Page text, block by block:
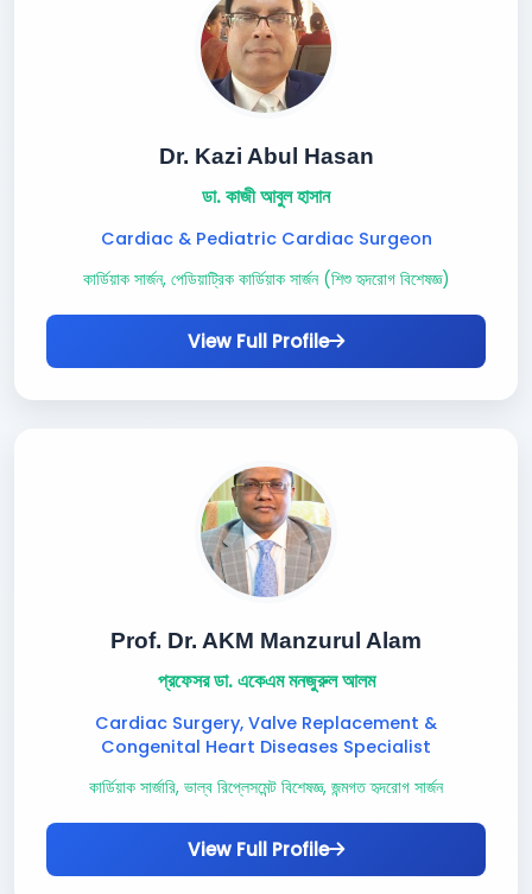
Dr. Kazi Abul Hasan
ডা. কাজী আবুল হাসান
Cardiac & Pediatric Cardiac Surgeon
কার্ডিয়াক সার্জন, পেডিয়াট্রিক কার্ডিয়াক সার্জন (শিশু হৃদরোগ বিশেষজ্ঞ)
View Full Profile
Prof. Dr. AKM Manzurul Alam
প্রফেসর ডা. একেএম মনজুরুল আলম
Cardiac Surgery, Valve Replacement &
Congenital Heart Diseases Specialist
কার্ডিয়াক সার্জারি, ভাল্ব রিপ্লেসমেন্ট বিশেষজ্ঞ, জন্মগত হৃদরোগ সার্জন
View Full Profile